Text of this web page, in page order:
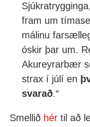
fram um
málinu
óskir þar um.
Akureyrarbær
strax í júlí en
svarað.“
Smellið hér til að